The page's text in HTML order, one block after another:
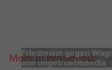
More in Brandneu:
Friedmann gegen
von ungetruebtmedia